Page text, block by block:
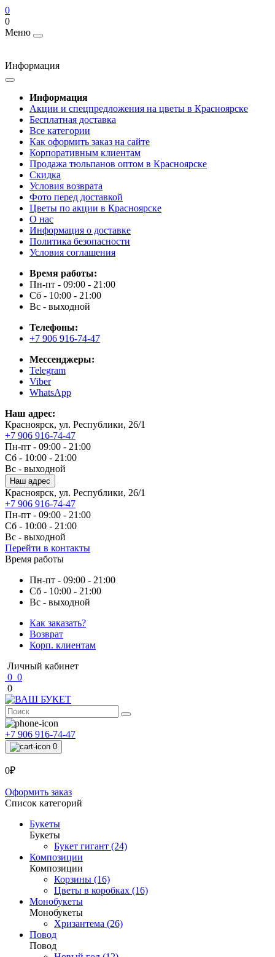
0
0
Меню
Информация
Информация
Акции и спецпредложения на цветы в Красноярске
Бесплатная доставка
Все категории
Как оформить заказ на сайте
Корпоративным клиентам
Продажа тюльпанов оптом в Красноярске
Скидка
Условия возврата
Фото перед доставкой
Цветы по акции в Красноярске
О нас
Информация о доставке
Политика безопасности
Условия соглашения
Время работы:
Пн-пт - 09:00 - 21:00
Сб - 10:00 - 21:00
Вс - выходной
Телефоны:
+7 906 916-74-47
Мессенджеры:
Telegram
Viber
WhatsApp
Наш адрес:
Красноярск, ул. Республики, 26/1
+7 906 916-74-47
Пн-пт - 09:00 - 21:00
Сб - 10:00 - 21:00
Вс - выходной
Наш адрес
Красноярск, ул. Республики, 26/1
+7 906 916-74-47
Пн-пт - 09:00 - 21:00
Сб - 10:00 - 21:00
Вс - выходной
Перейти в контакты
Время работы
Пн-пт - 09:00 - 21:00
Сб - 10:00 - 21:00
Вс - выходной
Как заказать?
Возврат
Корп. клиентам
Личный кабинет
0 0
0
+7 906 916-74-47
0
0₽
Оформить заказ
Список категорий
Букеты
Букеты
Букет гигант (24)
Композиции
Композиции
Корзины (16)
Цветы в коробках (16)
Монобукеты
Монобукеты
Хризантема (26)
Повод
Повод